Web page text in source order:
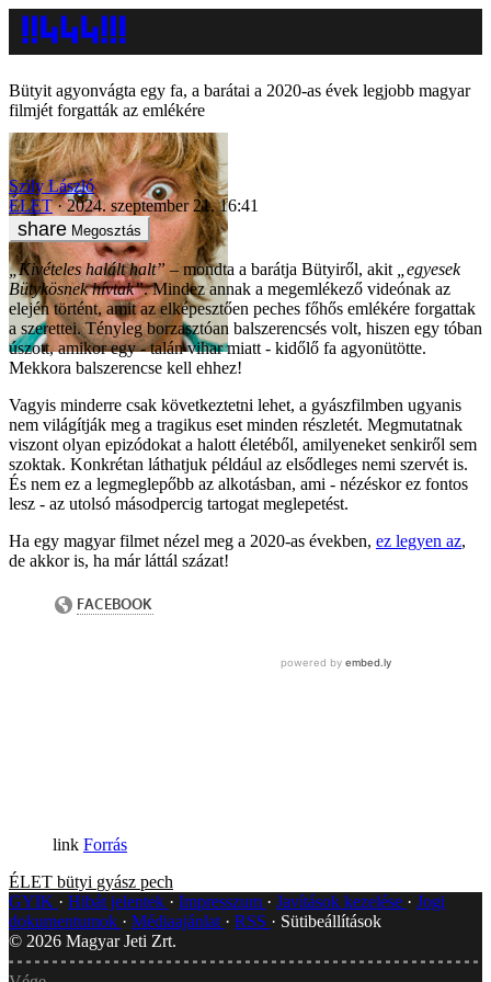
Bütyit agyonvágta egy fa, a barátai a 2020-as évek legjobb magyar
filmjét forgatták az emlékére
Szily László
ÉLET
2024. szeptember 21. 16:41
Megosztás
„Kivételes halált halt”– mondta a barátja Bütyiről, akit
„egyesek
Bütykösnek hívtak”. Mindez annak a megemlékező videónak az
elején történt, amit az elképesztően peches főhős emlékére forgattak
a szerettei. Tényleg borzasztóan balszerencsés volt, hiszen egy tóban
úszott, amikor egy - talán vihar miatt - kidőlő fa agyonütötte.
Mekkora balszerencse kell ehhez!
Vagyis minderre csak következtetni lehet, a gyászfilmben ugyanis
nem világítják meg a tragikus eset minden részletét. Megmutatnak
viszont olyan epizódokat a halott életéből, amilyeneket senkiről sem
szoktak. Konkrétan láthatjuk például az elsődleges nemi szervét is.
És nem ez a legmeglepőbb az alkotásban, ami - nézéskor ez fontos
lesz - az utolsó másodpercig tartogat meglepetést.
Ha egy magyar filmet nézel meg a 2020-as években, ez legyen az,
de akkor is, ha már láttál százat!
Forrás
ÉLET bütyi gyász pech
GYIK
Hibát jelentek Impresszum Javítások kezelése
Jogi
dokumentumok
Médiaajánlat RSS
Sütibeállítások
© 2026 Magyar Jeti Zrt.